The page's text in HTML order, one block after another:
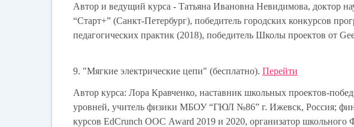
Автор и ведущий курса - Татьяна Ивановна Невидимова, доктор
“Старт+” (Санкт-Петербург), победитель городских конкурсов
педагогических практик (2018), победитель Школы проектов от
9. "Мягкие электрические цепи" (бесплатно).Перейти
Автор курса: Лора Кравченко, наставник школьных проектов-
уровней, учитель физики МБОУ “ГЮЛ №86” г. Ижевск, Россия;
курсов EdCrunch ООС Award 2019 и 2020, организатор школьного